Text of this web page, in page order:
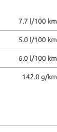
7.7 l/100 km
5.0 l/100 km
6.0 l/100 km
142.0 g/km